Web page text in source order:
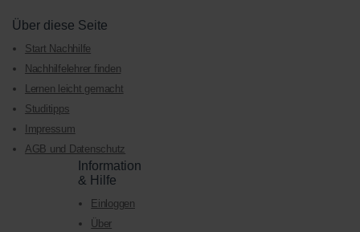
Über diese Seite
Start Nachhilfe
Nachhilfelehrer finden
Lernen leicht gemacht
Studitipps
Impressum
AGB und Datenschutz
Information
& Hilfe
Einloggen
Über